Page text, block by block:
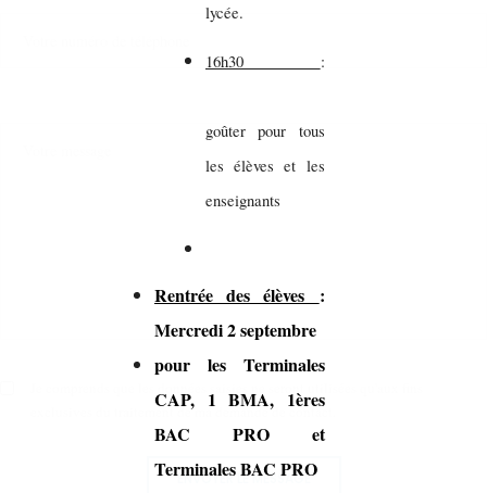
lycée.
16h30 :
goûter pour tous
les élèves et les
enseignants
Rentrée des élèves :
Mercredi 2 septembre
pour les Terminales
CAP, 1 BMA, 1ères
BAC PRO et
Terminales BAC PRO
exclusives du traitement de ma demande de contact.
ENVOYER LE MESSAGE